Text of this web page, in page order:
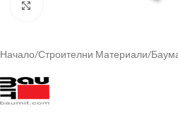
Начало/Строителни Материали/